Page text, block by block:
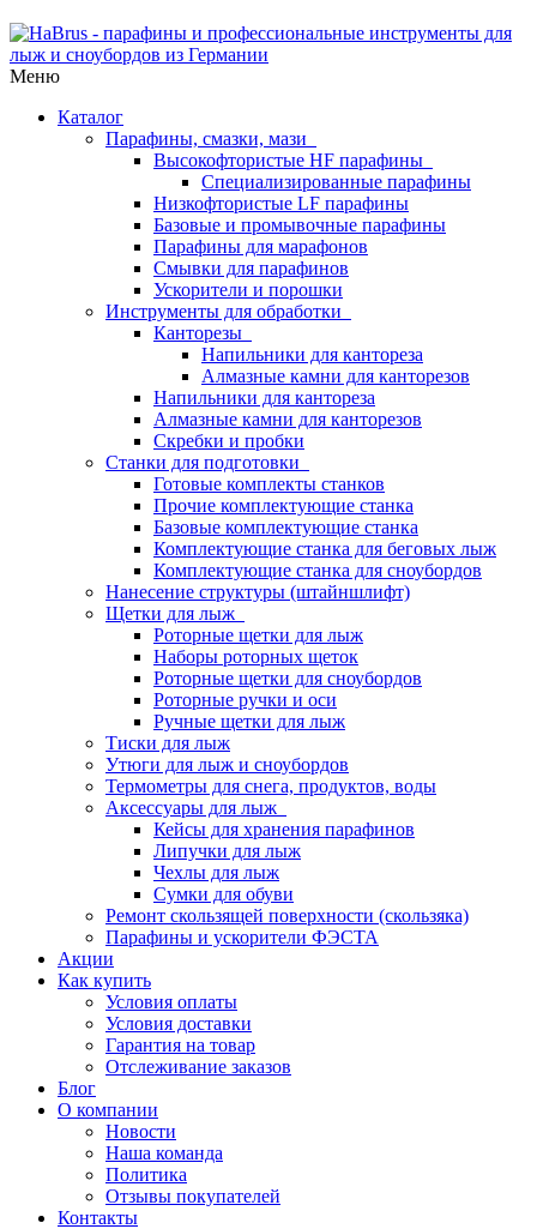
Меню
Каталог
Парафины, смазки, мази
Высокофтористые HF парафины
Специализированные парафины
Низкофтористые LF парафины
Базовые и промывочные парафины
Парафины для марафонов
Смывки для парафинов
Ускорители и порошки
Инструменты для обработки
Канторезы
Напильники для кантореза
Алмазные камни для канторезов
Напильники для кантореза
Алмазные камни для канторезов
Скребки и пробки
Станки для подготовки
Готовые комплекты станков
Прочие комплектующие станка
Базовые комплектующие станка
Комплектующие станка для беговых лыж
Комплектующие станка для сноубордов
Нанесение структуры (штайншлифт)
Щетки для лыж
Роторные щетки для лыж
Наборы роторных щеток
Роторные щетки для сноубордов
Роторные ручки и оси
Ручные щетки для лыж
Тиски для лыж
Утюги для лыж и сноубордов
Термометры для снега, продуктов, воды
Аксессуары для лыж
Кейсы для хранения парафинов
Липучки для лыж
Чехлы для лыж
Сумки для обуви
Ремонт скользящей поверхности (скользяка)
Парафины и ускорители ФЭСТА
Акции
Как купить
Условия оплаты
Условия доставки
Гарантия на товар
Отслеживание заказов
Блог
О компании
Новости
Наша команда
Политика
Отзывы покупателей
Контакты